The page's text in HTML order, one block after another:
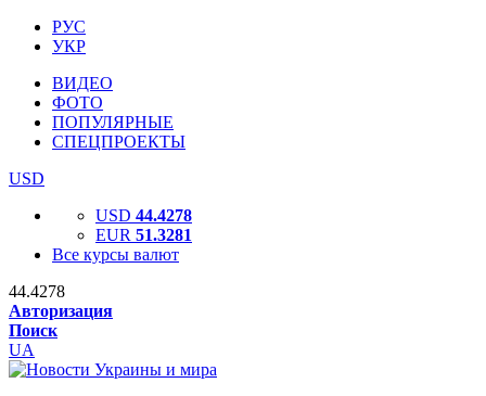
РУС
УКР
ВИДЕО
ФОТО
ПОПУЛЯРНЫЕ
СПЕЦПРОЕКТЫ
USD
USD 44.4278
EUR 51.3281
Все курсы валют
44.4278
Авторизация
Поиск
UA